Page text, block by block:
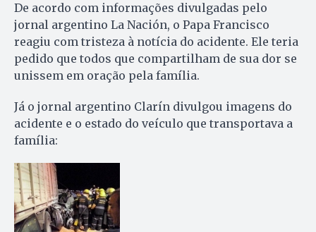
De acordo com informações divulgadas pelo
jornal argentino La Nación, o Papa Francisco
reagiu com tristeza à notícia do acidente. Ele teria
pedido que todos que compartilham de sua dor se
unissem em oração pela família.
Já o jornal argentino Clarín divulgou imagens do
acidente e o estado do veículo que transportava a
família: